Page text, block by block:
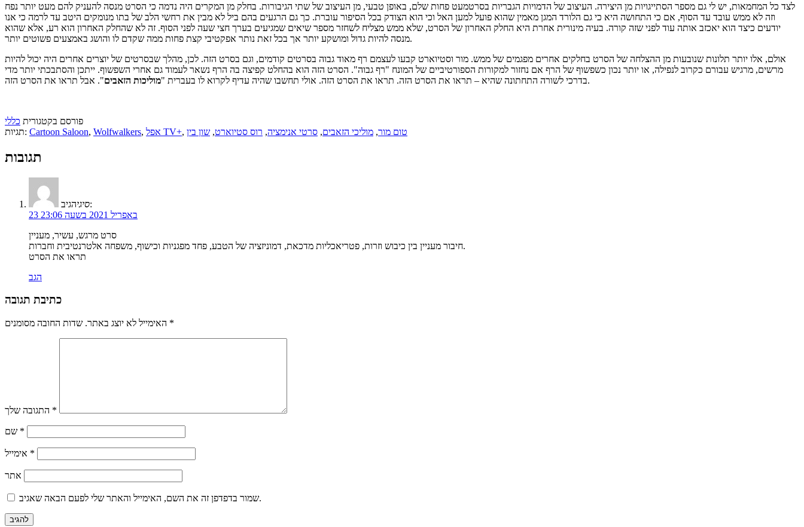
לצד כל המחמאות, יש לי גם מספר הסתייגויות מן היצירה. העיצוב של הדמויות הגבריות בסרטמעט פחות שלם, באופן טבעי, מן העיצוב של שתי הגיבורות. בחלק מן המקרים היה נדמה כי הסרט מנסה להעניק להם מעט יותר נפח
וזה לא ממש עובד עד הסוף, אם כי התחושה היא כי גם הלורד המגן מאמין שהוא פועל למען האל וכי הוא הצודק בכל הסיפור עוברת. כך גם הרגעים בהם ביל לא מבין את רחשי הלב של בתו מנומקים היטב עד לרמה כי אנו
יודעים כיצד הוא יאכזב אותה עוד לפני שזה קורה. בעיה מינורית אחרת היא החלק האחרון של הסרט, שלא ממש מצליח לשחזר מספר שיאים שמגיעים בערך חצי שעה לפני הסוף. זה לא שהחלק האחרון הוא רע, אלא שהוא
מנסה להיות גדול ומושקע יותר אך בכל זאת נותר אפקטיבי קצת פחות ממה שקדם לו והושג באמצעים פשוטים יותר.
אולם, אלו יותר תלונות שנובעות מן ההצלחה של הסרט בחלקים אחרים מפגמים של ממש. מור וסטיוארט קבעו לעצמם רף מאוד גבוה בסרטים קודמים, וגם בסרט הזה. לכן, מהלך שבסרטים של יוצרים אחרים היה יכול להיות
מרשים, מרגיש עבורם כקרוב לנפילה, או יותר נכון כשפשוף של הרף אם נחזור למקורות הספורטיביים של המונח "רף גבוה". הסרט הזה הוא בהחלט קפיצה בה הרף נשאר לעמוד גם אחרי השפשוף. ייתכן והסתבכתי יותר מדי
בדרכי לשורה התחתונה שהיא – תראו את הסרט הזה. תראו את הסרט הזה. אולי תחשבו שהיה עדיף לקרוא לו בעברית "מוליכות הזאבים ". אבל תראו את הסרט הזה.
פורסם בקטגורית כללי
תגיות: Cartoon Saloon, Wolfwalkers, אפל TV+, טום מור, מוליכי הזאבים, סרטי אנימציה, רוס סטיוארט, שון בין
תגובות
סיגיהגיב:
23 באפריל 2021 בשעה 23:06
סרט מרגש, עשיר, מעניין
חיבור מעניין בין כיבוש וזרות, פטריאכליות מדכאת, דמוניזציה של הטבע, פחד מפגניות וכישוף, משפחה אלטרנטיבית וחברות.
תראו את הסרט
הגב
כתיבת תגובה
האימייל לא יוצג באתר. *
*
*
*
אתר
שמור בדפדפן זה את השם, האימייל והאתר שלי לפעם הבאה שאגיב.